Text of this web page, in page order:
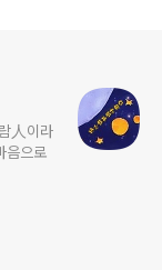
人이라
음으로